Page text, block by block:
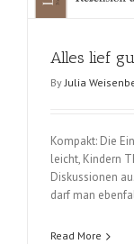
Alles lief
By Julia
Kompakt: Die
leicht, Kindern
Diskussionen
darf man
Read More